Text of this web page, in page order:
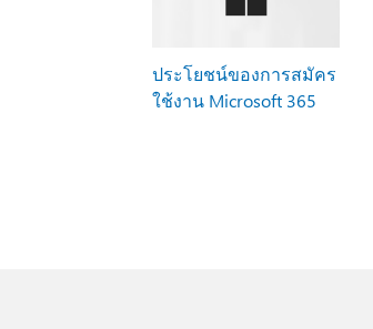
ประโยชน์ของการสมัคร
ใช้งาน Microsoft 365